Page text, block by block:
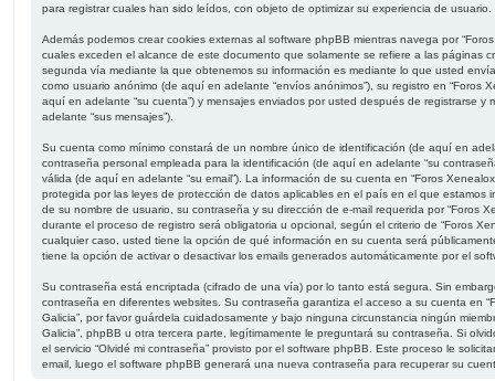
para registrar cuales han sido leídos, con objeto de optimizar su experiencia de usuario.
Además podemos crear cookies externas al software phpBB mientras navega por
cuales exceden el alcance de este documento que solamente se refiere a las páginas
segunda vía mediante la que obtenemos su información es mediante lo que usted
como usuario anónimo (de aquí en adelante “envíos anónimos”), su registro en “Foros
aquí en adelante “su cuenta”) y mensajes enviados por usted después de registrarse
adelante “sus mensajes”).
Su cuenta como mínimo constará de un nombre único de identificación (de aquí en
contraseña personal empleada para la identificación (de aquí en adelante “su
válida (de aquí en adelante “su email”). La información de su cuenta en “Foros
protegida por las leyes de protección de datos aplicables en el país en el que estamos
de su nombre de usuario, su contraseña y su dirección de e-mail requerida por “Foros
durante el proceso de registro será obligatoria u opcional, según el criterio de “Foros
cualquier caso, usted tiene la opción de qué información en su cuenta será
tiene la opción de activar o desactivar los emails generados automáticamente por el
Su contraseña está encriptada (cifrado de una vía) por lo tanto está segura. Sin
contraseña en diferentes websites. Su contraseña garantiza el acceso a su cuenta en
Galicia”, por favor guárdela cuidadosamente y bajo ninguna circunstancia ningún
Galicia”, phpBB u otra tercera parte, legítimamente le preguntará su contraseña. Si
el servicio “Olvidé mi contraseña” provisto por el software phpBB. Este proceso le
email, luego el software phpBB generará una nueva contraseña para recuperar su